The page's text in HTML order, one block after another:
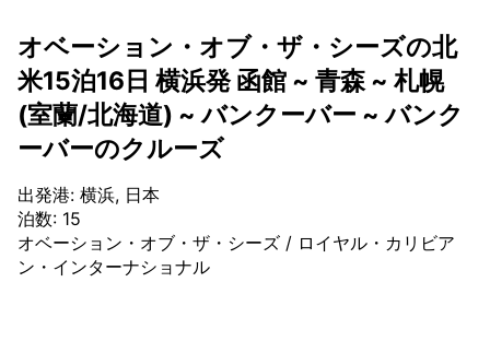
オベーション・オブ・ザ・シーズの北
米15泊16日 横浜発 函館 ~ 青森 ~ 札幌
(室蘭/北海道) ~ バンクーバー ~ バンク
ーバーのクルーズ
出発港: 横浜, 日本
泊数: 15
オベーション・オブ・ザ・シーズ / ロイヤル・カリビア
ン・インターナショナル